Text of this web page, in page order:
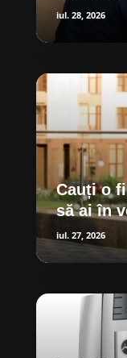
iul. 28, 2026
Cauți o
să ai în
iul. 27, 2026